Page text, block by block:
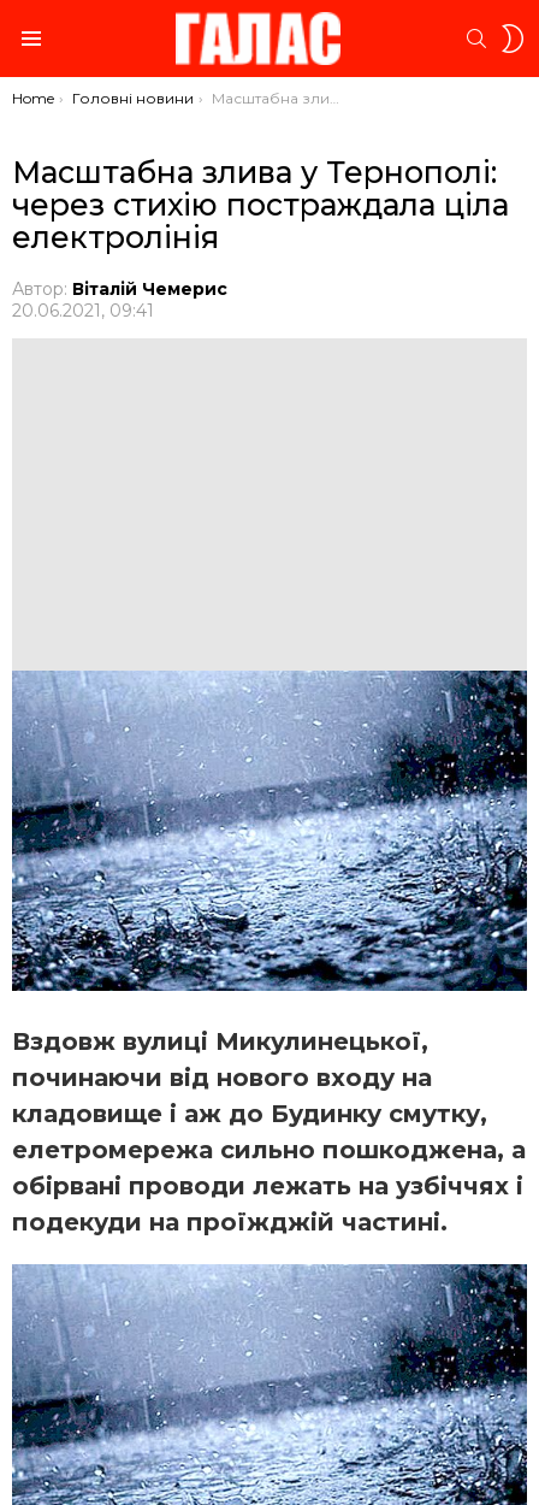
You are here:
Home Головні новини Масштабна злива у Тернополі: через стихію постраждала ціла електролінія
Масштабна злива у Тернополі:
через стихію постраждала ціла
електролінія
Автор: Віталій Чемерис
20.06.2021, 09:41
Вздовж вулиці Микулинецької,
починаючи від нового входу на
кладовище і аж до Будинку смутку,
елетромережа сильно пошкоджена, а
обірвані проводи лежать на узбіччях і
подекуди на проїжджій частині.